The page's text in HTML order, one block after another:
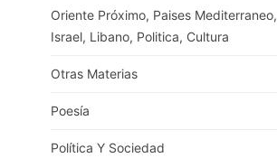
Oriente Próximo, Paises Mediterraneo,
Israel, Libano, Politica, Cultura
Otras Materias
Poesía
Política Y Sociedad